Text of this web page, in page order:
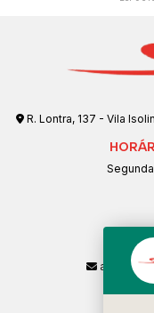
R. Lontra, 137 - Vila